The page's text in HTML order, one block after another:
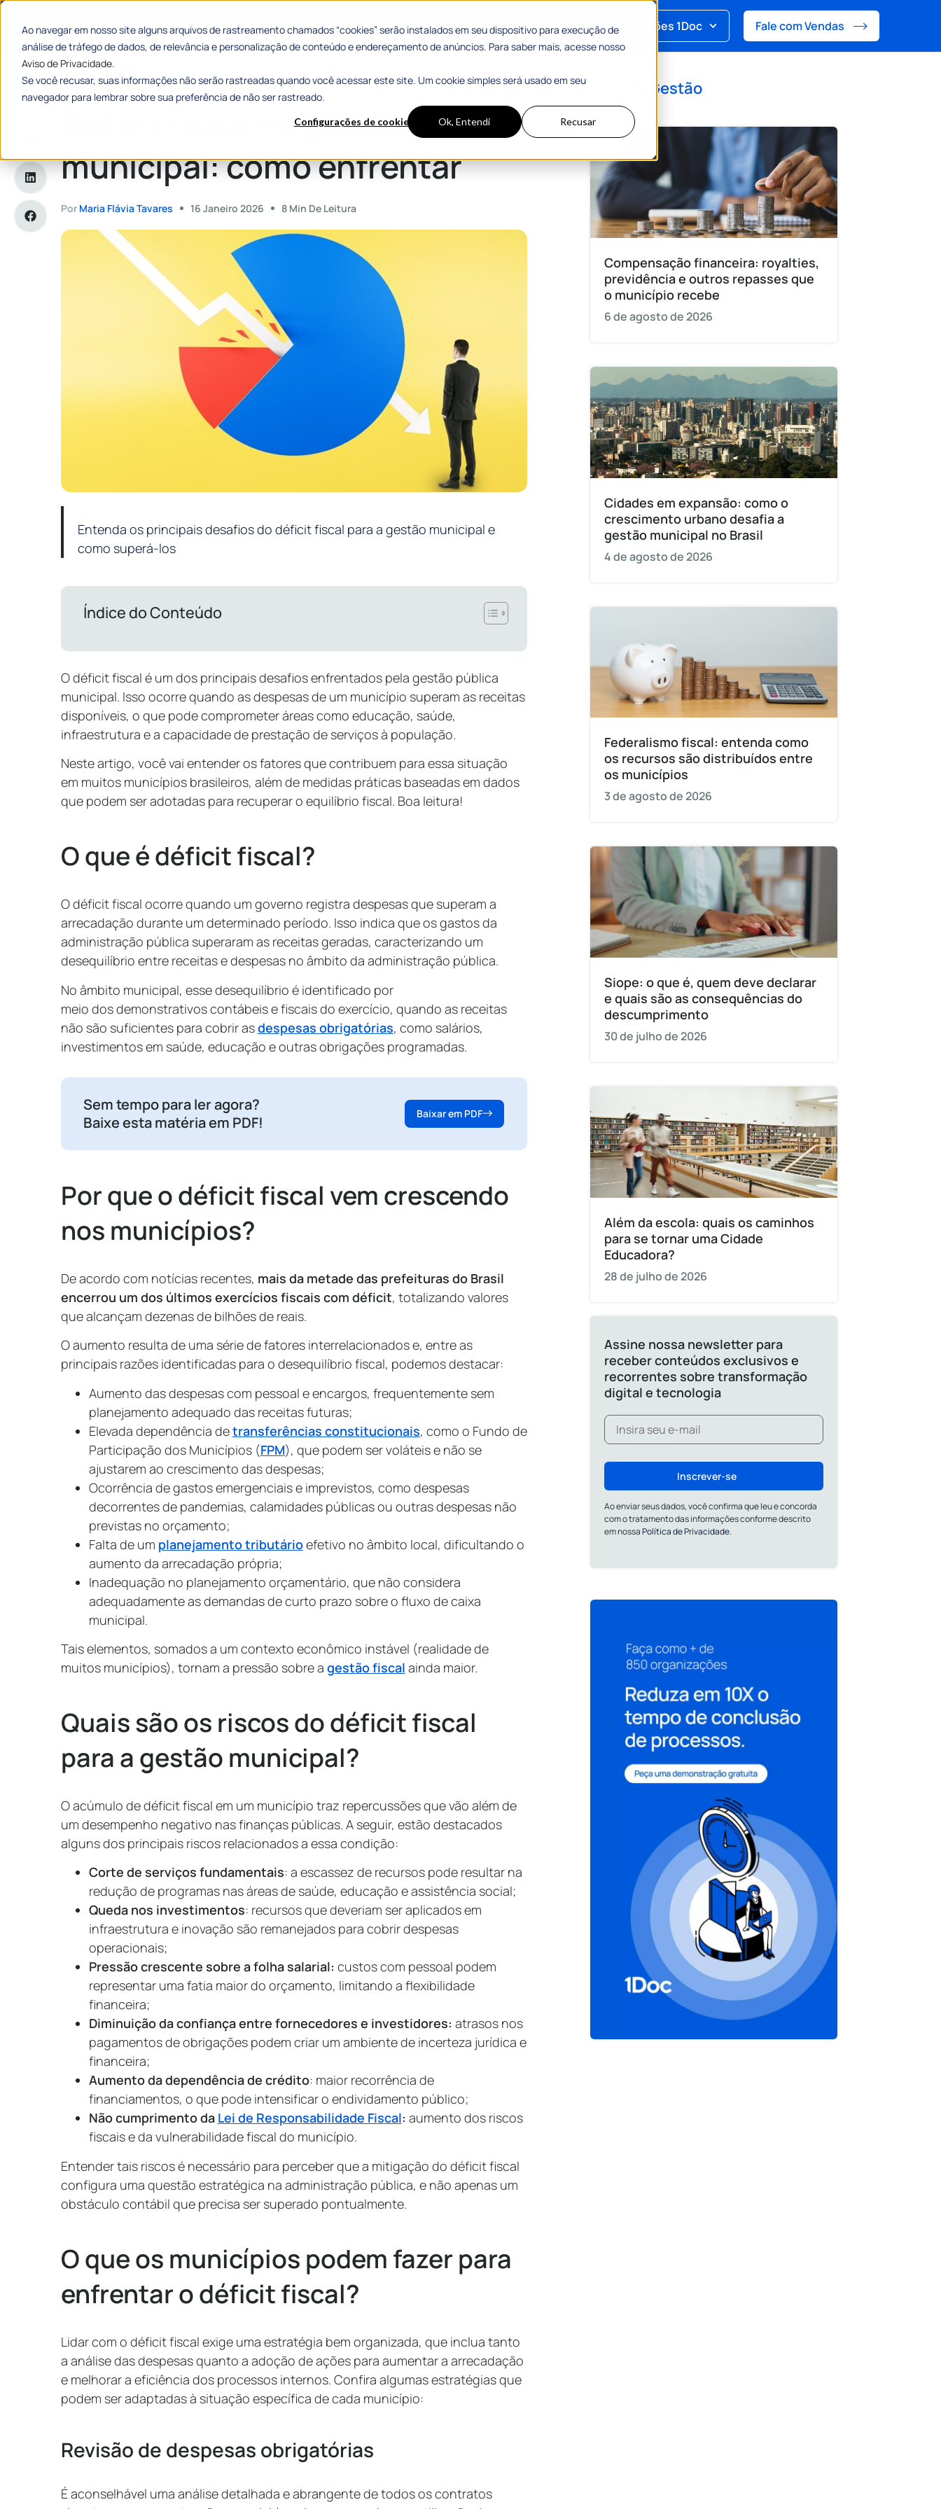
Ao navegar em nosso site alguns arquivos de rastreamento chamados “cookies” serão instalados em seu dispositivo para execução de
análise de tráfego de dados, de relevância e personalização de conteúdo e endereçamento de anúncios. Para saber mais, acesse nosso
Aviso de Privacidade.
Se você recusar, suas informações não serão rastreadas quando você acessar este site. Um cookie simples será usado em seu
navegador para lembrar sobre sua preferência de não ser rastreado.
Configurações de cookies Ok, Entendi Recusar
Categorias Histórias de Sucesso Materiais Gratuitos Soluções 1Doc Fale com Vendas
Home»Déficit fiscal na gestão municipal: como enfrentar
Déficit fiscal na gestão
municipal: como enfrentar
Por Maria Flávia Tavares 16 Janeiro 2026 8 Min De Leitura
Entenda os principais desafios do déficit fiscal para a gestão municipal e
como superá-los
Índice do Conteúdo
O déficit fiscal é um dos principais desafios enfrentados pela gestão pública
municipal. Isso ocorre quando as despesas de um município superam as receitas
disponíveis, o que pode comprometer áreas como educação, saúde,
infraestrutura e a capacidade de prestação de serviços à população.
Neste artigo, você vai entender os fatores que contribuem para essa situação
em muitos municípios brasileiros, além de medidas práticas baseadas em dados
que podem ser adotadas para recuperar o equilíbrio fiscal. Boa leitura!
O que é déficit fiscal?
O déficit fiscal ocorre quando um governo registra despesas que superam a
arrecadação durante um determinado período. Isso indica que os gastos da
administração pública superaram as receitas geradas, caracterizando um
desequilíbrio entre receitas e despesas no âmbito da administração pública.
No âmbito municipal, esse desequilíbrio é identificado por
meio dos demonstrativos contábeis e fiscais do exercício, quando as receitas
não são suficientes para cobrir asdespesas obrigatórias, como salários,
investimentos em saúde, educação e outras obrigações programadas.
Sem tempo para ler agora?
Baixe esta matéria em PDF!
Baixar em PDF
Por que o déficit fiscal vem crescendo
nos municípios?
De acordo com notícias recentes, mais da metade das prefeituras do Brasil
encerrou um dos últimos exercícios fiscais com déficit, totalizando valores
que alcançam dezenas de bilhões de reais.
O aumento resulta de uma série de fatores interrelacionados e, entre as
principais razões identificadas para o desequilíbrio fiscal, podemos destacar:
Aumento das despesas com pessoal e encargos, frequentemente sem
planejamento adequado das receitas futuras;
Elevada dependência detransferências constitucionais, como o Fundo de
Participação dos Municípios (FPM), que podem ser voláteis e não se
ajustarem ao crescimento das despesas;
Ocorrência de gastos emergenciais e imprevistos, como despesas
decorrentes de pandemias, calamidades públicas ou outras despesas não
previstas no orçamento;
Falta de um planejamento tributárioefetivo no âmbito local, dificultando o
aumento da arrecadação própria;
Inadequação no planejamento orçamentário, que não considera
adequadamente as demandas de curto prazo sobre o fluxo de caixa
municipal.
Tais elementos, somados a um contexto econômico instável (realidade de
muitos municípios), tornam a pressão sobre a gestão fiscal ainda maior.
Quais são os riscos do déficit fiscal
para a gestão municipal?
O acúmulo de déficit fiscal em um município traz repercussões que vão além de
um desempenho negativo nas finanças públicas. A seguir, estão destacados
alguns dos principais riscos relacionados a essa condição:
Corte de serviços fundamentais: a escassez de recursos pode resultar na
redução de programas nas áreas de saúde, educação e assistência social;
Queda nos investimentos: recursos que deveriam ser aplicados em
infraestrutura e inovação são remanejados para cobrir despesas
operacionais;
Pressão crescente sobre a folha salarial: custos com pessoal podem
representar uma fatia maior do orçamento, limitando a flexibilidade
financeira;
Diminuição da confiança entre fornecedores e investidores: atrasos nos
pagamentos de obrigações podem criar um ambiente de incerteza jurídica e
financeira;
Aumento da dependência de crédito: maior recorrência de
financiamentos, o que pode intensificar o endividamento público;
Não cumprimento da Lei de Responsabilidade Fiscal: aumento dos riscos
fiscais e da vulnerabilidade fiscal do município.
Entender tais riscos é necessário para perceber que a mitigação do déficit fiscal
configura uma questão estratégica na administração pública, e não apenas um
obstáculo contábil que precisa ser superado pontualmente.
O que os municípios podem fazer para
enfrentar o déficit fiscal?
Lidar com o déficit fiscal exige uma estratégia bem organizada, que inclua tanto
a análise das despesas quanto a adoção de ações para aumentar a arrecadação
e melhorar a eficiência dos processos internos. Confira algumas estratégias que
podem ser adaptadas à situação específica de cada município:
Revisão de despesas obrigatórias
É aconselhável uma análise detalhada e abrangente de todos os contratos
Gestão
Compensação financeira: royalties,
previdência e outros repasses que
o município recebe
6 de agosto de 2026
Cidades em expansão: como o
crescimento urbano desafia a
gestão municipal no Brasil
4 de agosto de 2026
Federalismo fiscal: entenda como
os recursos são distribuídos entre
os municípios
3 de agosto de 2026
Siope: o que é, quem deve declarar
e quais são as consequências do
descumprimento
30 de julho de 2026
Além da escola: quais os caminhos
para se tornar uma Cidade
Educadora?
28 de julho de 2026
Assine nossa newsletter para
receber conteúdos exclusivos e
recorrentes sobre transformação
digital e tecnologia
Inscrever-se
Ao enviar seus dados, você confirma que leu e concorda
com o tratamento das informações conforme descrito
em nossaPolítica de Privacidade.